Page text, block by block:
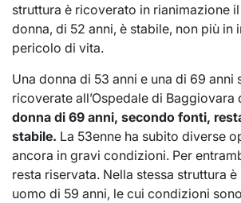
struttura è ricoverato in rianimazione
donna, di 52 anni, è stabile, non più in
pericolo di vita.
Una donna di 53 anni e una di 69 anni
ricoverate all’Ospedale di Baggiovara
donna di 69 anni, secondo fonti,
stabile. La 53enne ha subito diverse
ancora in gravi condizioni. Per
resta riservata. Nella stessa struttura
uomo di 59 anni, le cui condizioni